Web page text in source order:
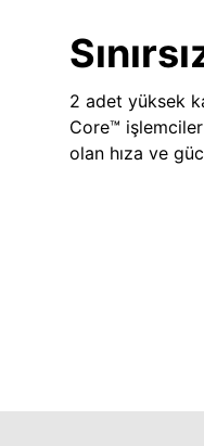
2 adet yüksek
Core™
olan hıza ve